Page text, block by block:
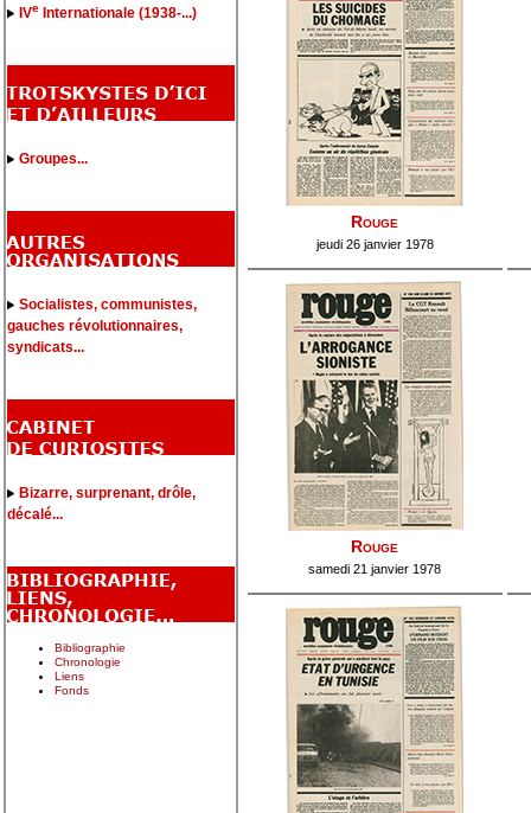
IVe Internationale (1938-...)
Groupes...
Socialistes, communistes,
gauches révolutionnaires,
syndicats...
Bizarre, surprenant, drôle,
décalé...
Bibliographie
Chronologie
Liens
Fonds
Rouge
jeudi 26 janvier 1978
Rouge
samedi 21 janvier 1978